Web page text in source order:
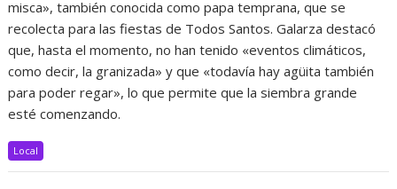
misca», también conocida como papa temprana, que se
recolecta para las fiestas de Todos Santos. Galarza destacó
que, hasta el momento, no han tenido «eventos climáticos,
como decir, la granizada» y que «todavía hay agüita también
para poder regar», lo que permite que la siembra grande
esté comenzando.
Local